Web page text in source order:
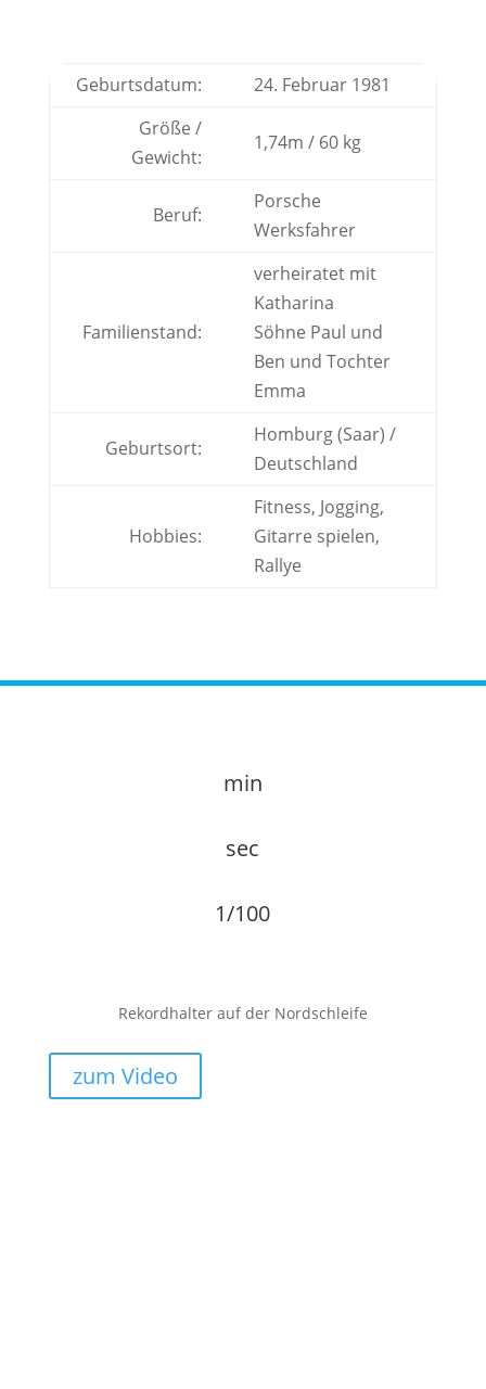
Geburtsdatum:
24. Februar 1981
Größe /
Gewicht:
1,74m / 60 kg
Beruf:
Porsche
Werksfahrer
Familienstand:
verheiratet mit
Katharina
Söhne Paul und
Ben und Tochter
Emma
Geburtsort:
Homburg (Saar) /
Deutschland
Hobbies:
Fitness, Jogging,
Gitarre spielen,
Rallye
min
sec
1/100
Rekordhalter auf der Nordschleife
zum Video